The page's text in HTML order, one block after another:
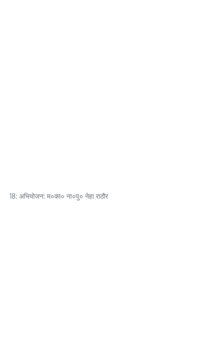
18: अभियोजन: म०का० ना०पु० नेहा राठौर